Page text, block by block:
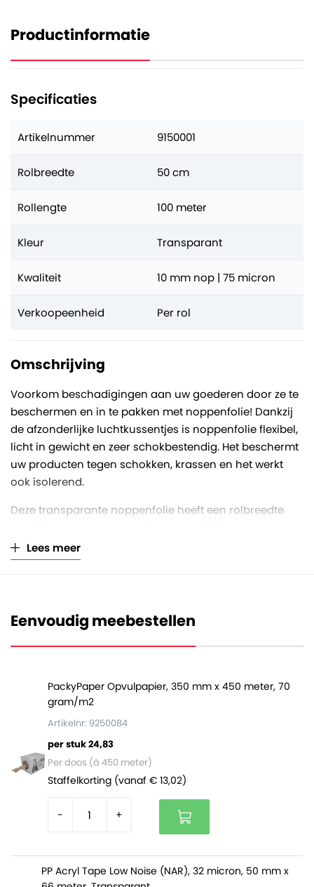
Productinformatie
Specificaties
Artikelnummer 9150001
Rolbreedte 50 cm
Rollengte 100 meter
Kleur Transparant
Kwaliteit 10 mm nop | 75 micron
Verkoopeenheid Per rol
Omschrijving
Voorkom beschadigingen aan uw goederen door ze te
beschermen en in te pakken met noppenfolie! Dankzij
de afzonderlijke luchtkussentjes is noppenfolie flexibel,
licht in gewicht en zeer schokbestendig. Het beschermt
uw producten tegen schokken, krassen en het werkt
ook isolerend.
Deze transparante noppenfolie heeft een rolbreedte
nopdiameter van 10 millimeter. De luchtkussenfolie is
gewikkeld op een kartonnen koker met een inwendige
De rollen zijn origineel per drie stuks verpakt in een
stevige plastic zak.
Lees meer
Eenvoudig meebestellen
PackyPaper Opvulpapier, 350 mm x 450 meter, 70
gram/m2
Artikelnr: 9250084
per stuk 24,83
Per doos (à 450 meter)
Staffelkorting (vanaf € 13,02)
- +
PP Acryl Tape Low Noise (NAR), 32 micron, 50 mm x